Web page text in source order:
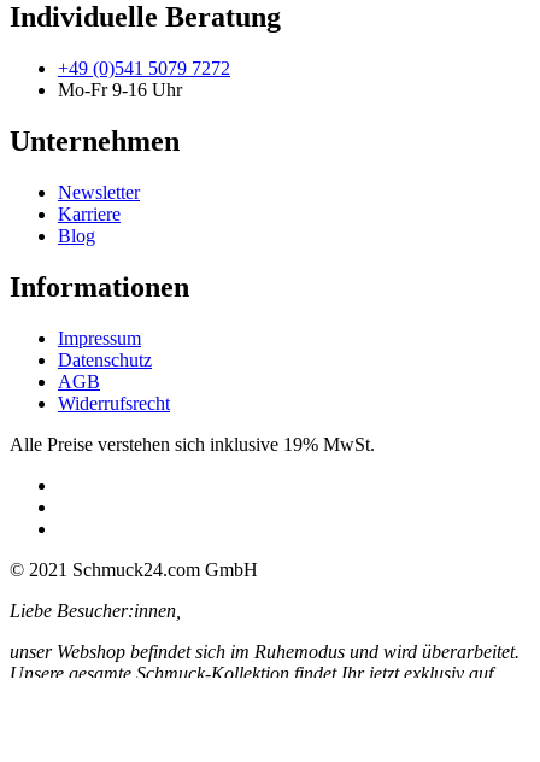
Individuelle Beratung
+49 (0)541 5079 7272
Mo-Fr 9-16 Uhr
Unternehmen
Newsletter
Karriere
Blog
Informationen
Impressum
Datenschutz
AGB
Widerrufsrecht
Alle Preise verstehen sich inklusive 19% MwSt.
© 2021 Schmuck24.com GmbH
Liebe Besucher:innen,
unser Webshop befindet sich im Ruhemodus und wird überarbeitet.
Unsere gesamte Schmuck-Kollektion findet Ihr jetzt exklusiv auf